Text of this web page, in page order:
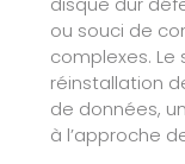
ou souci de
complexes.
réinstallation
de données,
à l’approche